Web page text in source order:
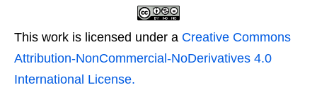
This work is licensed under a Creative Commons
Attribution-NonCommercial-NoDerivatives 4.0
International License.